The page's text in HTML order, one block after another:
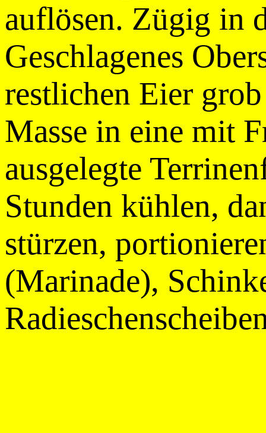
auflösen. Zügig in
Geschlagenes
restlichen Eier
Masse in eine mit
ausgelegte
Stunden kühlen,
stürzen,
(Marinade),